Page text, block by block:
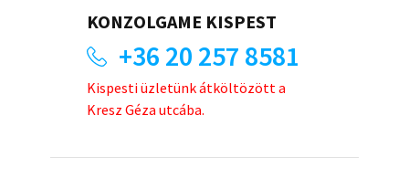
KONZOLGAME KISPEST
+36 20 257 8581
Kispesti üzletünk átköltözött a
Kresz Géza utcába.